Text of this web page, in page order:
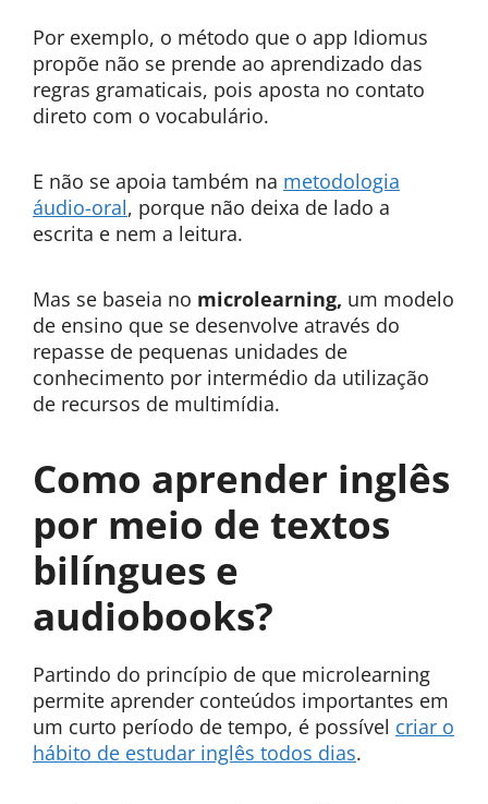
Por exemplo, o método que o app Idiomus
propõe não se prende ao aprendizado das
regras gramaticais, pois aposta no contato
direto com o vocabulário.
E não se apoia também na metodologia
áudio-oral, porque não deixa de lado a
escrita e nem a leitura.
Mas se baseia no microlearning, um modelo
de ensino que se desenvolve através do
repasse de pequenas unidades de
conhecimento por intermédio da utilização
de recursos de multimídia.
Como aprender inglês
por meio de textos
bilíngues e
audiobooks?
Partindo do princípio de que microlearning
permite aprender conteúdos importantes em
um curto período de tempo, é possível criar o
hábito de estudar inglês todos dias.